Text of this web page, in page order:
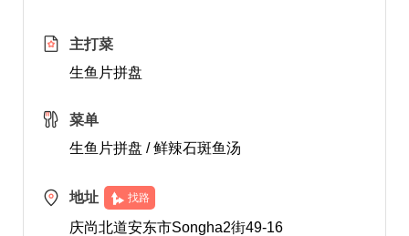
主打菜
生鱼片拼盘
菜单
生鱼片拼盘 / 鲜辣石斑鱼汤
地址 找路
庆尚北道安东市Songha2街49-16